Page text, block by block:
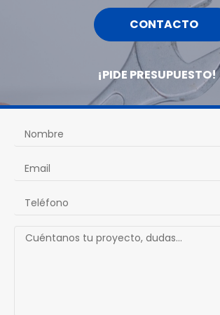
CONTACTO
¡PIDE PRESUPUESTO!